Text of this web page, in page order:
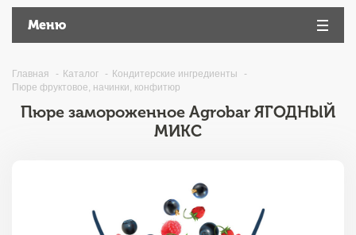
Меню
Главная Каталог
Кондитерские ингредиенты
Пюре фруктовое, начинки, конфитюр
Пюре замороженное Agrobar ЯГОДНЫЙ
МИКС